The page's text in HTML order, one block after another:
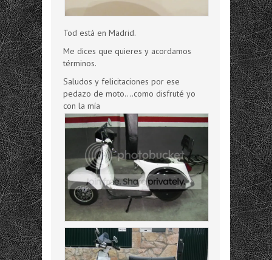
Tod está en Madrid.
Me dices que quieres y acordamos
términos.
Saludos y felicitaciones por ese
pedazo de moto....como disfruté yo
con la mía